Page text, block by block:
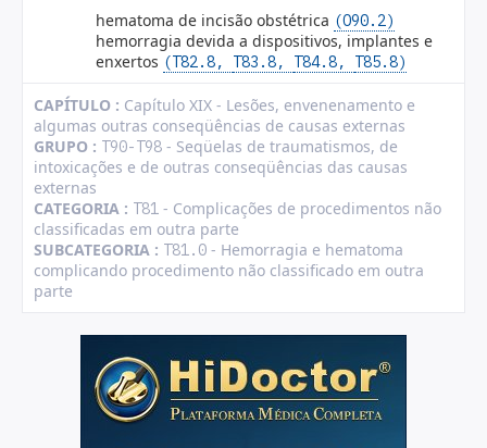
hematoma de incisão obstétrica (O90.2)
hemorragia devida a dispositivos, implantes e
enxertos (T82.8, T83.8, T84.8, T85.8)
CAPÍTULO : Capítulo XIX - Lesões, envenenamento e
algumas outras conseqüências de causas externas
GRUPO : T90-T98 - Seqüelas de traumatismos, de
intoxicações e de outras conseqüências das causas
externas
CATEGORIA : T81 - Complicações de procedimentos não
classificadas em outra parte
SUBCATEGORIA : T81.0 - Hemorragia e hematoma
complicando procedimento não classificado em outra
parte